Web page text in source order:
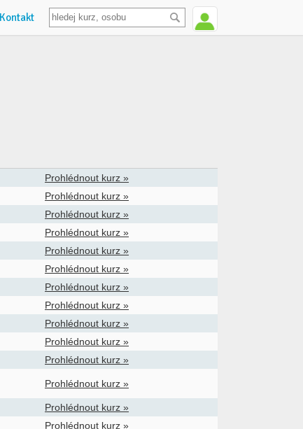
Kontakt
Prohlédnout kurz »
Prohlédnout kurz »
Prohlédnout kurz »
Prohlédnout kurz »
Prohlédnout kurz »
Prohlédnout kurz »
Prohlédnout kurz »
Prohlédnout kurz »
Prohlédnout kurz »
Prohlédnout kurz »
Prohlédnout kurz »
Prohlédnout kurz »
Prohlédnout kurz »
Prohlédnout kurz »